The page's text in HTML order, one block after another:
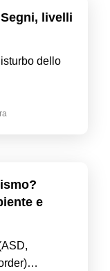
livelli
dello
e